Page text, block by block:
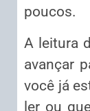
poucos.
A leitura
avançar
você já
ler ou